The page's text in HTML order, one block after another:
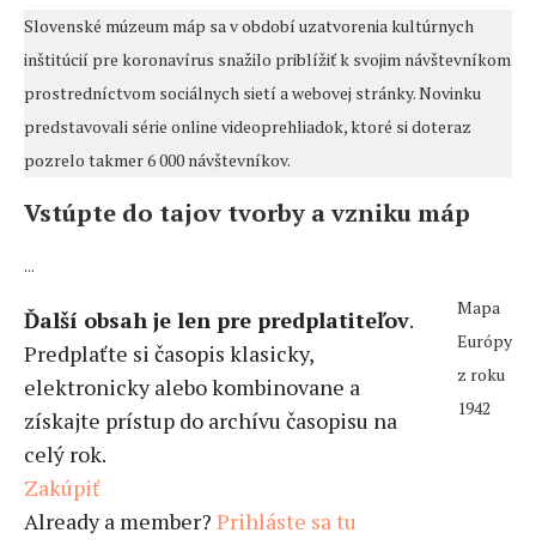
Slovenské múzeum máp sa v období uzatvorenia kultúrnych
inštitúcií pre koronavírus snažilo priblížiť k svojim návštevníkom
prostredníctvom sociálnych sietí a webovej stránky. Novinku
predstavovali série online videoprehliadok, ktoré si doteraz
pozrelo takmer 6 000 návštevníkov.
Vstúpte do tajov tvorby a vzniku máp
Mapa
Európy
z roku
1942
...
Ďalší obsah je len pre predplatiteľov.
Predplaťte si časopis klasicky,
elektronicky alebo kombinovane a
získajte prístup do archívu časopisu na
celý rok.
Zakúpiť
Already a member? Prihláste sa tu